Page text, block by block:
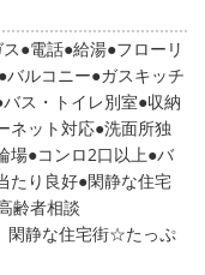
電話 給湯 フローリ
バルコニー ガスキッチ
バス・トイレ別室 収納
ネット対応 洗面所独
場 コンロ2口以上 バ
たり良好 閑静な住宅
齢者相談
静な住宅街☆たっぷ